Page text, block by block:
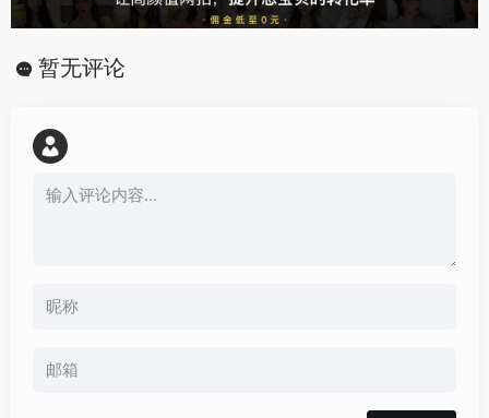
暂无评论